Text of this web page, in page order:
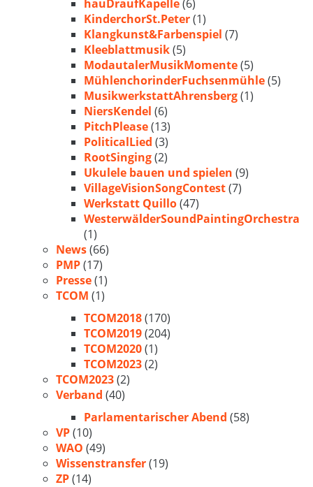
hauDraufKapelle(6)
KinderchorSt.Peter(1)
Klangkunst&Farbenspiel (7)
Kleeblattmusik(5)
ModautalerMusikMomente(5)
MühlenchorinderFuchsenmühle(5)
MusikwerkstattAhrensberg(1)
NiersKendel (6)
PitchPlease(13)
PoliticalLied (3)
RootSinging(2)
Ukulele bauen und spielen (9)
VillageVisionSongContest(7)
Werkstatt Quillo(47)
WesterwälderSoundPaintingOrchestra
(1)
News(66)
PMP(17)
Presse(1)
TCOM (1)
TCOM2018(170)
TCOM2019(204)
TCOM2020(1)
TCOM2023(2)
TCOM2023(2)
Verband (40)
Parlamentarischer Abend (58)
VP(10)
WAO (49)
Wissenstransfer(19)
ZP(14)